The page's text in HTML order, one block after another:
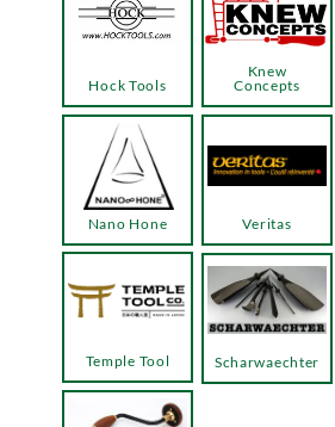
Hock Tools
Knew
Concepts
Temple Tool
Veritas
Nano Hone
Scharwaechter